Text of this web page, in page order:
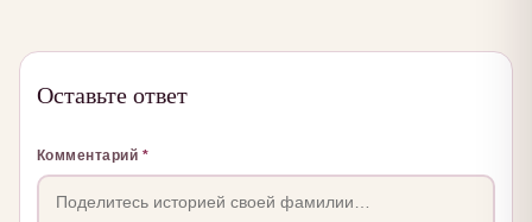
Оставьте ответ
Комментарий *